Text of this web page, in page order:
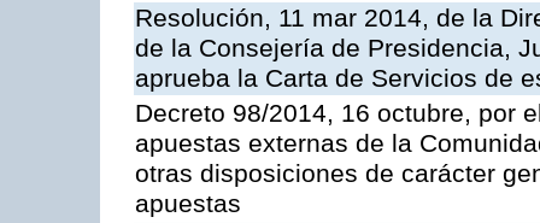
Resolución, 11 mar 2014, de la
de la Consejería de Presidencia,
aprueba la Carta de Servicios de
Decreto 98/2014, 16 octubre, por
apuestas externas de la
otras disposiciones de carácter
apuestas